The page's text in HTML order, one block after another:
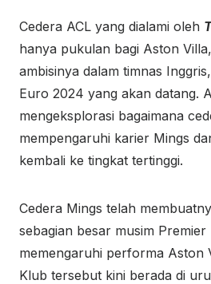
Cedera ACL yang dialami oleh
hanya pukulan bagi Aston
ambisinya dalam timnas
Euro 2024 yang akan datang.
mengeksplorasi bagaimana
mempengaruhi karier Mings
kembali ke tingkat tertinggi.
Cedera Mings telah
sebagian besar musim
memengaruhi performa Aston
Klub tersebut kini berada di